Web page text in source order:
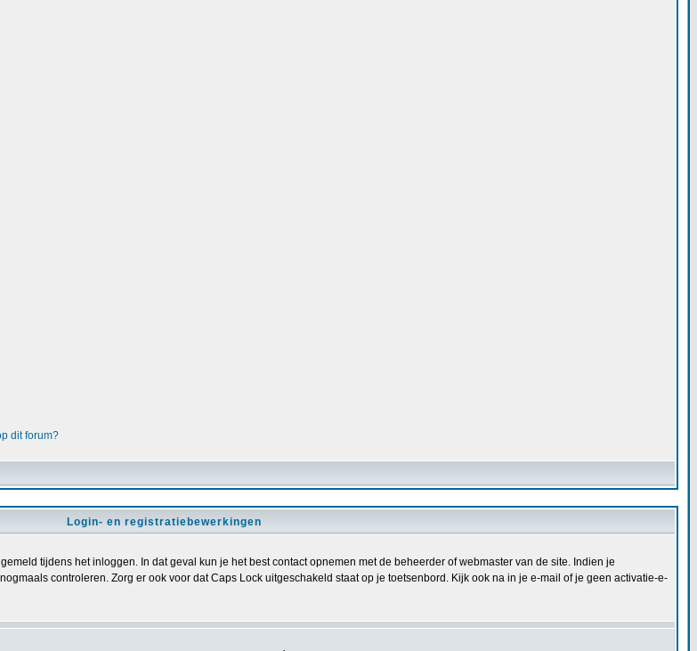
dit forum?
Login- en registratiebewerkingen
tijdens het inloggen. In dat geval kun je het best contact opnemen met de beheerder of webmaster van de site. Indien je
controleren. Zorg er ook voor dat Caps Lock uitgeschakeld staat op je toetsenbord. Kijk ook na in je e-mail of je geen activatie-e-